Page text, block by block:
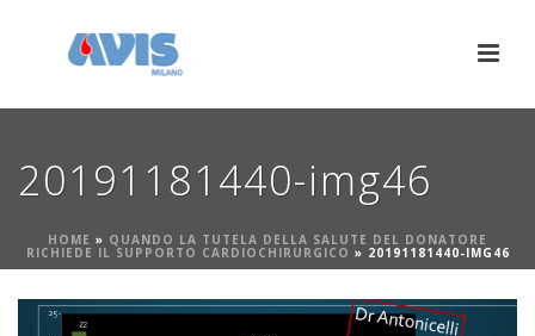
20191181440-img46
HOME » QUANDO LA TUTELA DELLA SALUTE DEL DONATORE
RICHIEDE IL SUPPORTO CARDIOCHIRURGICO » 20191181440-IMG46